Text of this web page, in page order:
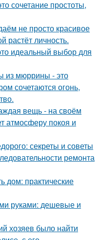
сочетание простоты,
не просто красивое
растёт личность.
идеальный выбор для
из мюррины - это
сочетаются огонь,
вещь - на своём
атмосферу покоя и
секреты и советы
ремонта
дом: практические
руками: дешевые и
хозяев было найти